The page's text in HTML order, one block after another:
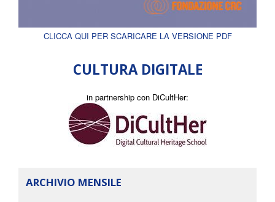
CLICCA QUI PER SCARICARE LA VERSIONE PDF
CULTURA DIGITALE
in partnership con DiCultHer:
ARCHIVIO MENSILE